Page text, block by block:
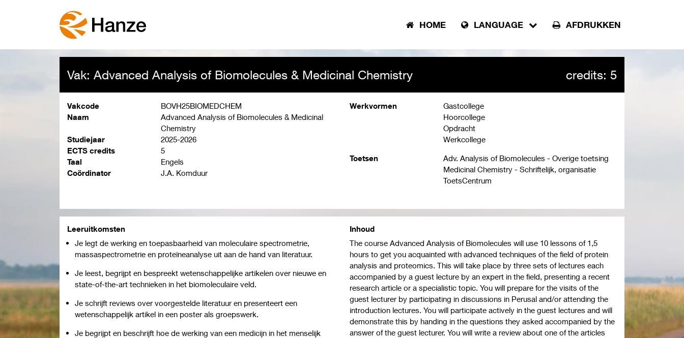
HOME LANGUAGE AFDRUKKEN
Vak: Advanced Analysis of Biomolecules & Medicinal Chemistry credits: 5
Vakcode
BOVH25BIOMEDCHEM
Naam
Advanced Analysis of Biomolecules & Medicinal
Chemistry
Studiejaar
2025-2026
ECTS credits
5
Taal
Engels
Coördinator
J.A. Komduur
Werkvormen
Gastcollege
Hoorcollege
Opdracht
Werkcollege
Toetsen
Adv. Analysis of Biomolecules - Overige toetsing
Medicinal Chemistry - Schriftelijk, organisatie
ToetsCentrum
Leeruitkomsten
Je legt de werking en toepasbaarheid van moleculaire spectrometrie,
massaspectrometrie en proteïneanalyse uit aan de hand van literatuur.
Je leest, begrijpt en bespreekt wetenschappelijke artikelen over nieuwe en
state-of-the-art technieken in het biomoleculaire veld.
Je schrijft reviews over voorgestelde literatuur en presenteert een
wetenschappelijk artikel in een poster als groepswerk.
Je begrijpt en beschrijft hoe de werking van een medicijn in het menselijk
Inhoud
The course Advanced Analysis of Biomolecules will use 10 lessons of 1,5
hours to get you acquainted with advanced techniques of the field of protein
analysis and proteomics. This will take place by three sets of lectures each
accompanied by a guest lecture by an expert in the field, presenting a recent
research article or a specialistic topic. You will prepare for the visits of the
guest lecturer by participating in discussions in Perusal and/or attending the
introduction lectures. You will participate actively in the guest lectures and will
demonstrate this by handing in the questions they asked accompanied by the
answer of the guest lecturer. You will write a review about one of the articles